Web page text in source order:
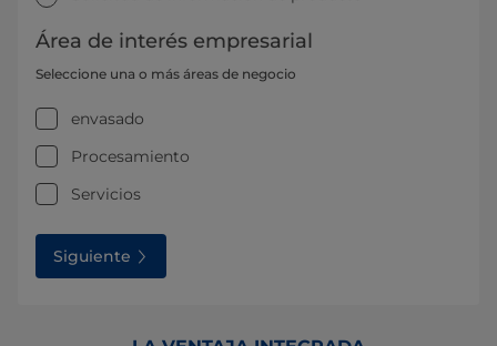
Área de interés empresarial
Seleccione una o más áreas de negocio
envasado
Procesamiento
Servicios
Siguiente